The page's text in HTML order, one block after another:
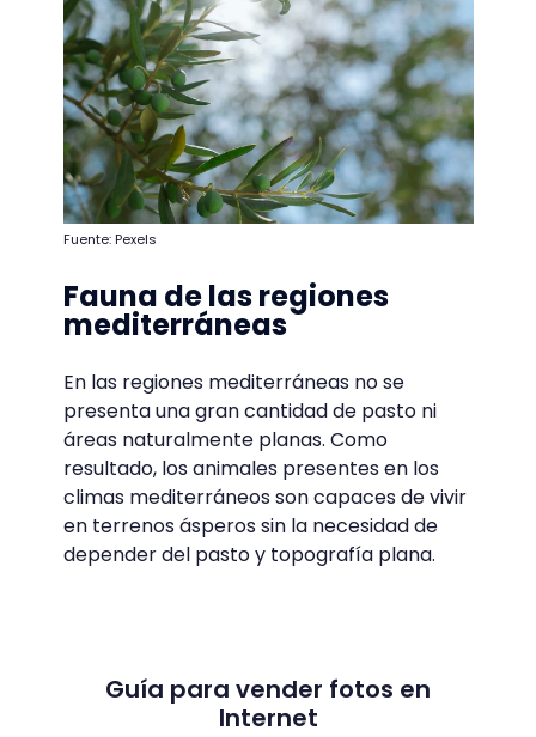
Fuente: Pexels
Fauna de las regiones
mediterráneas
En las regiones mediterráneas no se
presenta una gran cantidad de pasto ni
áreas naturalmente planas. Como
resultado, los animales presentes en los
climas mediterráneos son capaces de vivir
en terrenos ásperos sin la necesidad de
depender del pasto y topografía plana.
Guía para vender fotos en
Internet